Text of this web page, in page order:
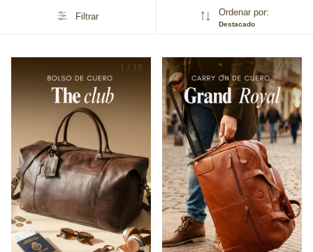
Filtrar Ordenar por:
Destacado
1 / 10 / 10